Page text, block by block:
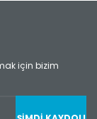
için bizim